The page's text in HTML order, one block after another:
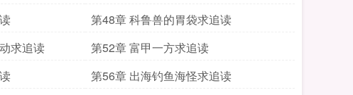
第48章 科鲁兽的胃袋求追读
求追读
第52章 富甲一方求追读
第56章 出海钓鱼海怪求追读